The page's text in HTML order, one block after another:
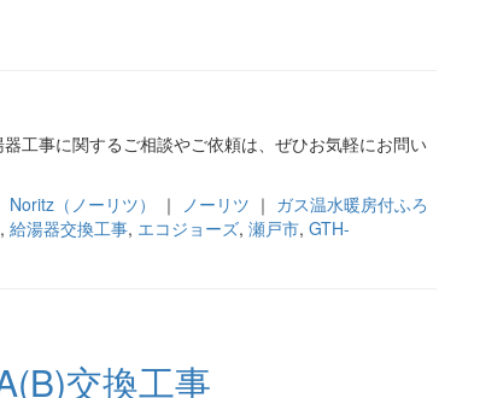
工事に関するご相談やご依頼は、ぜひお気軽にお問い
Noritz（ノーリツ） ｜ ノーリツ ｜ ガス温水暖房付ふろ
, 給湯器交換工事, エコジョーズ, 瀬戸市, GTH-
交換工事